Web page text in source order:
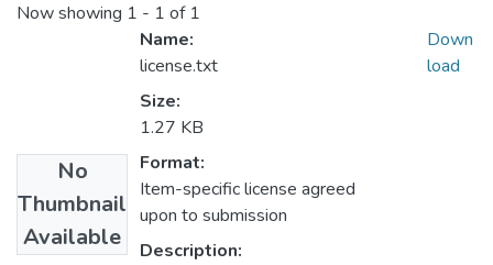
Now showing 1 - 1 of 1
No
Thumbnail
Available
Name:
license.txt
Size:
1.27 KB
Format:
Item-specific license agreed
upon to submission
Description:
Down
load